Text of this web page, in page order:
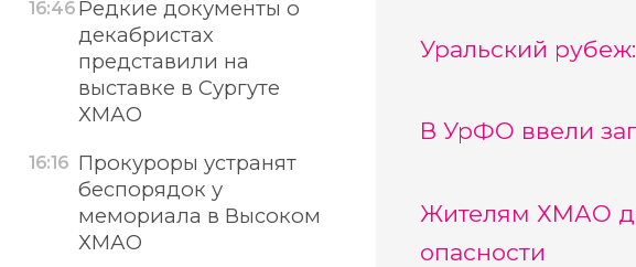
Уральский
В УрФО ввели
Жителям ХМАО
опасности
16:46 Редкие документы о
декабристах
представили на
выставке в Сургуте
ХМАО
16:16 Прокуроры устранят
беспорядок у
мемориала в Высоком
ХМАО